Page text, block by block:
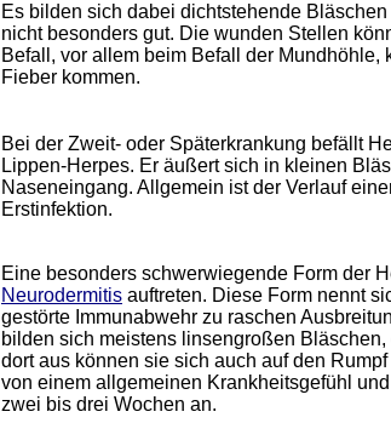
Es bilden sich dabei dichtstehende
nicht besonders gut. Die wunden Stellen
Befall, vor allem beim Befall der
Fieber kommen.
Bei der Zweit- oder Späterkrankung befällt
Lippen-Herpes. Er äußert sich in kleinen
Naseneingang. Allgemein ist der Verlauf
Erstinfektion.
Eine besonders schwerwiegende Form der
Neurodermitis auftreten. Diese Form nennt
gestörte Immunabwehr zu raschen
bilden sich meistens linsengroßen
dort aus können sie sich auch auf den
von einem allgemeinen Krankheitsgefühl
zwei bis drei Wochen an.